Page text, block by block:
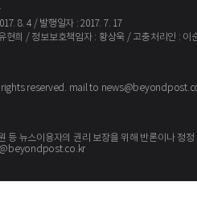
8. 4 / 발행일자 : 2017. 7. 17
현희 / 정보보호책임자 : 황상욱 / 고충처리인 : 이
rights reserved. mail to
원 등 뉴스이용자의 권리 보장을 위해 반론이나